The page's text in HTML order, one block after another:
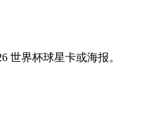
世界杯球星卡或海报。